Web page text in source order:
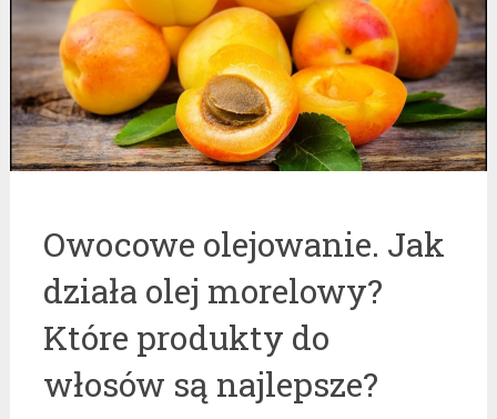
Owocowe olejowanie. Jak
działa olej morelowy?
Które produkty do
włosów są najlepsze?